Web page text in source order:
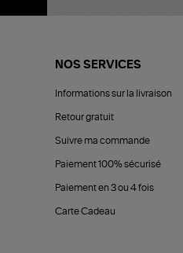
NOS SERVICES
Informations sur la livraison
Retour gratuit
Suivre ma commande
Paiement 100% sécurisé
Paiement en 3 ou 4 fois
Carte Cadeau